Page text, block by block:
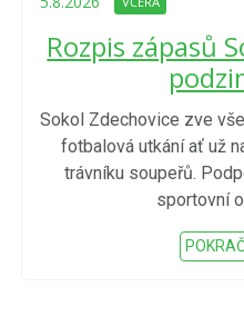
Rozpis zápasů
Sokol Zdechovice zve
fotbalová utkání ať už
trávníku soupeřů.
sportovní